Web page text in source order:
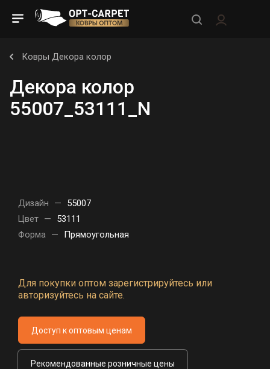
Ковры Декора колор
Декора колор
55007_53111_N
Дизайн —
55007
Цвет —
53111
Форма — Прямоугольная
Для покупки оптом зарегистрируйтесь или
авторизуйтесь на сайте.
Доступ к оптовым ценам
Рекомендованные розничные цены